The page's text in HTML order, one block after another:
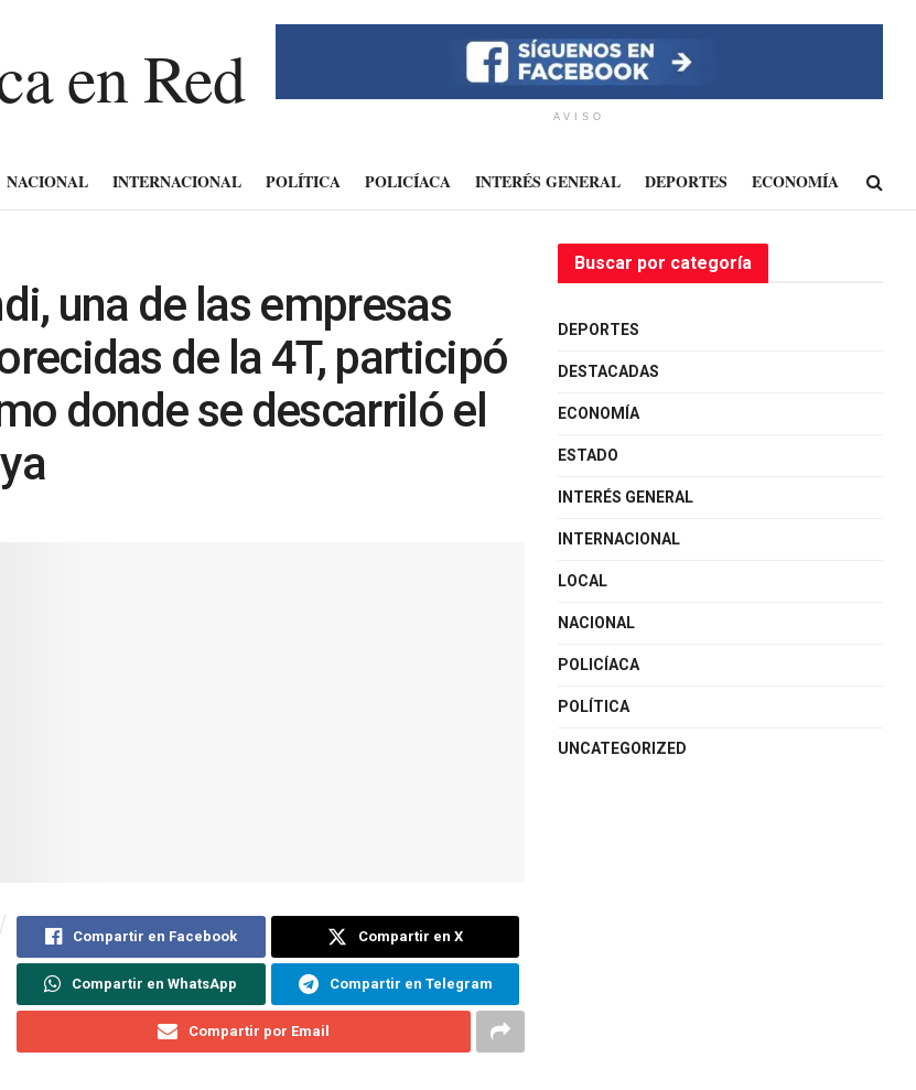
AVISO
NACIONAL INTERNACIONAL POLÍTICA POLICÍACA INTERÉS GENERAL DEPORTES ECONOMÍA
una de las empresas
de la 4T, participó
donde se descarriló el
Compartir en Facebook Compartir en X
Compartir en WhatsApp Compartir en Telegram
Compartir por Email
Buscar por categoría
DEPORTES
DESTACADAS
ECONOMÍA
ESTADO
INTERÉS GENERAL
INTERNACIONAL
LOCAL
NACIONAL
POLICÍACA
POLÍTICA
UNCATEGORIZED